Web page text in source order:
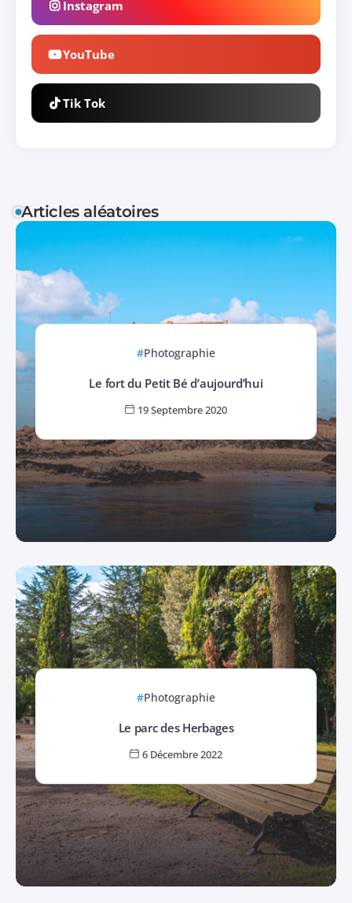
Instagram
YouTube
Tik Tok
Articles aléatoires
Photographie
Le fort du Petit Bé d’aujourd’hui
19 Septembre 2020
Photographie
Le parc des Herbages
6 Décembre 2022